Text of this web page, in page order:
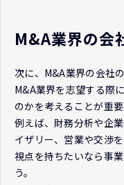
M&A業界の会
次に、M&A業界の会社
M&A業界を志望する際
のかを考えることが重要
例えば、財務分析や企
イザリー、営業や交渉
視点を持ちたいなら事
う。